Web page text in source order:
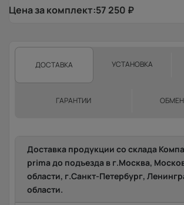
Цена за комплект:57 250 ₽
ДОСТАВКА УСТАНОВКА
ГАРАНТИИ ОБМЕН
Доставка продукции со склада
prima до подъезда в г.Москва,
области, г.Санкт-Петербург,
области.